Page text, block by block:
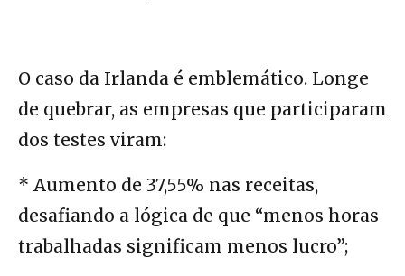
O caso da Irlanda é emblemático. Longe
de quebrar, as empresas que participaram
dos testes viram:
* Aumento de 37,55% nas receitas,
desafiando a lógica de que “menos horas
trabalhadas significam menos lucro”;